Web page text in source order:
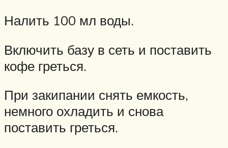
Налить 100 мл воды.
Включить базу в сеть и поставить
кофе греться.
При закипании снять емкость,
немного охладить и снова
поставить греться.